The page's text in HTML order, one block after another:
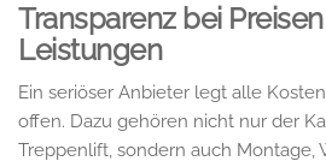
Transparenz bei
Leistungen
Ein seriöser Anbieter legt alle
offen. Dazu gehören nicht nur der
Treppenlift, sondern auch Montage,